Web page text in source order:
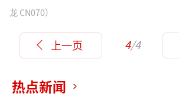
龙 CN070）
上一页 4/4
热点新闻